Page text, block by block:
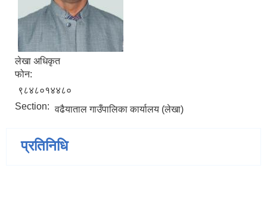
लेखा अधिकृत
फोन:
९८४८०१४४८०
Section: वढैयाताल गाउँपालिका कार्यालय (लेखा)
प्रतिनिधि